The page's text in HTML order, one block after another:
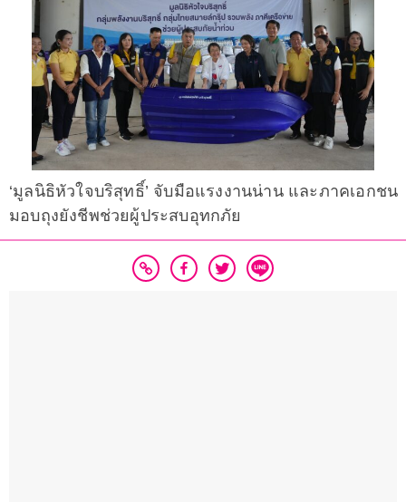
‘มูลนิธิหัวใจบริสุทธิ์’ จับมือแรงงานน่าน และภาคเอกชน
มอบถุงยังชีพช่วยผู้ประสบอุทกภัย